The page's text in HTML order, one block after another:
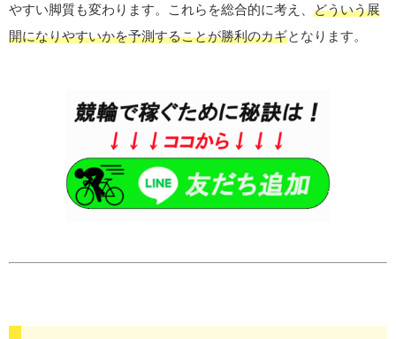
やすい脚質も変わります。これらを総合的に考え、 どういう展
開になりやすいかを予測することが勝利のカギとなります。